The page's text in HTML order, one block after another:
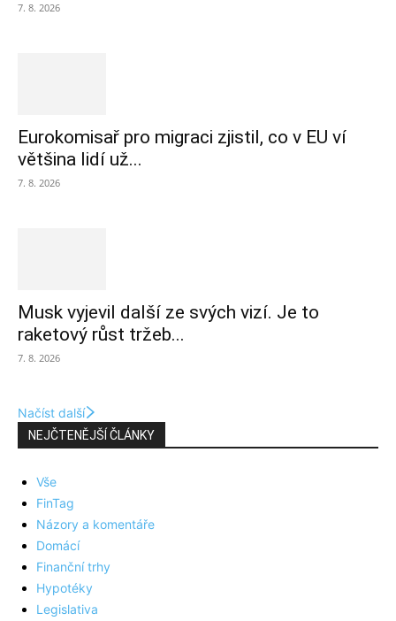
7. 8. 2026
Eurokomisař pro migraci zjistil, co v EU ví
většina lidí už...
7. 8. 2026
Musk vyjevil další ze svých vizí. Je to
raketový růst tržeb...
7. 8. 2026
Načíst další
NEJČTENĚJŠÍ ČLÁNKY
Vše
FinTag
Názory a komentáře
Domácí
Finanční trhy
Hypotéky
Legislativa